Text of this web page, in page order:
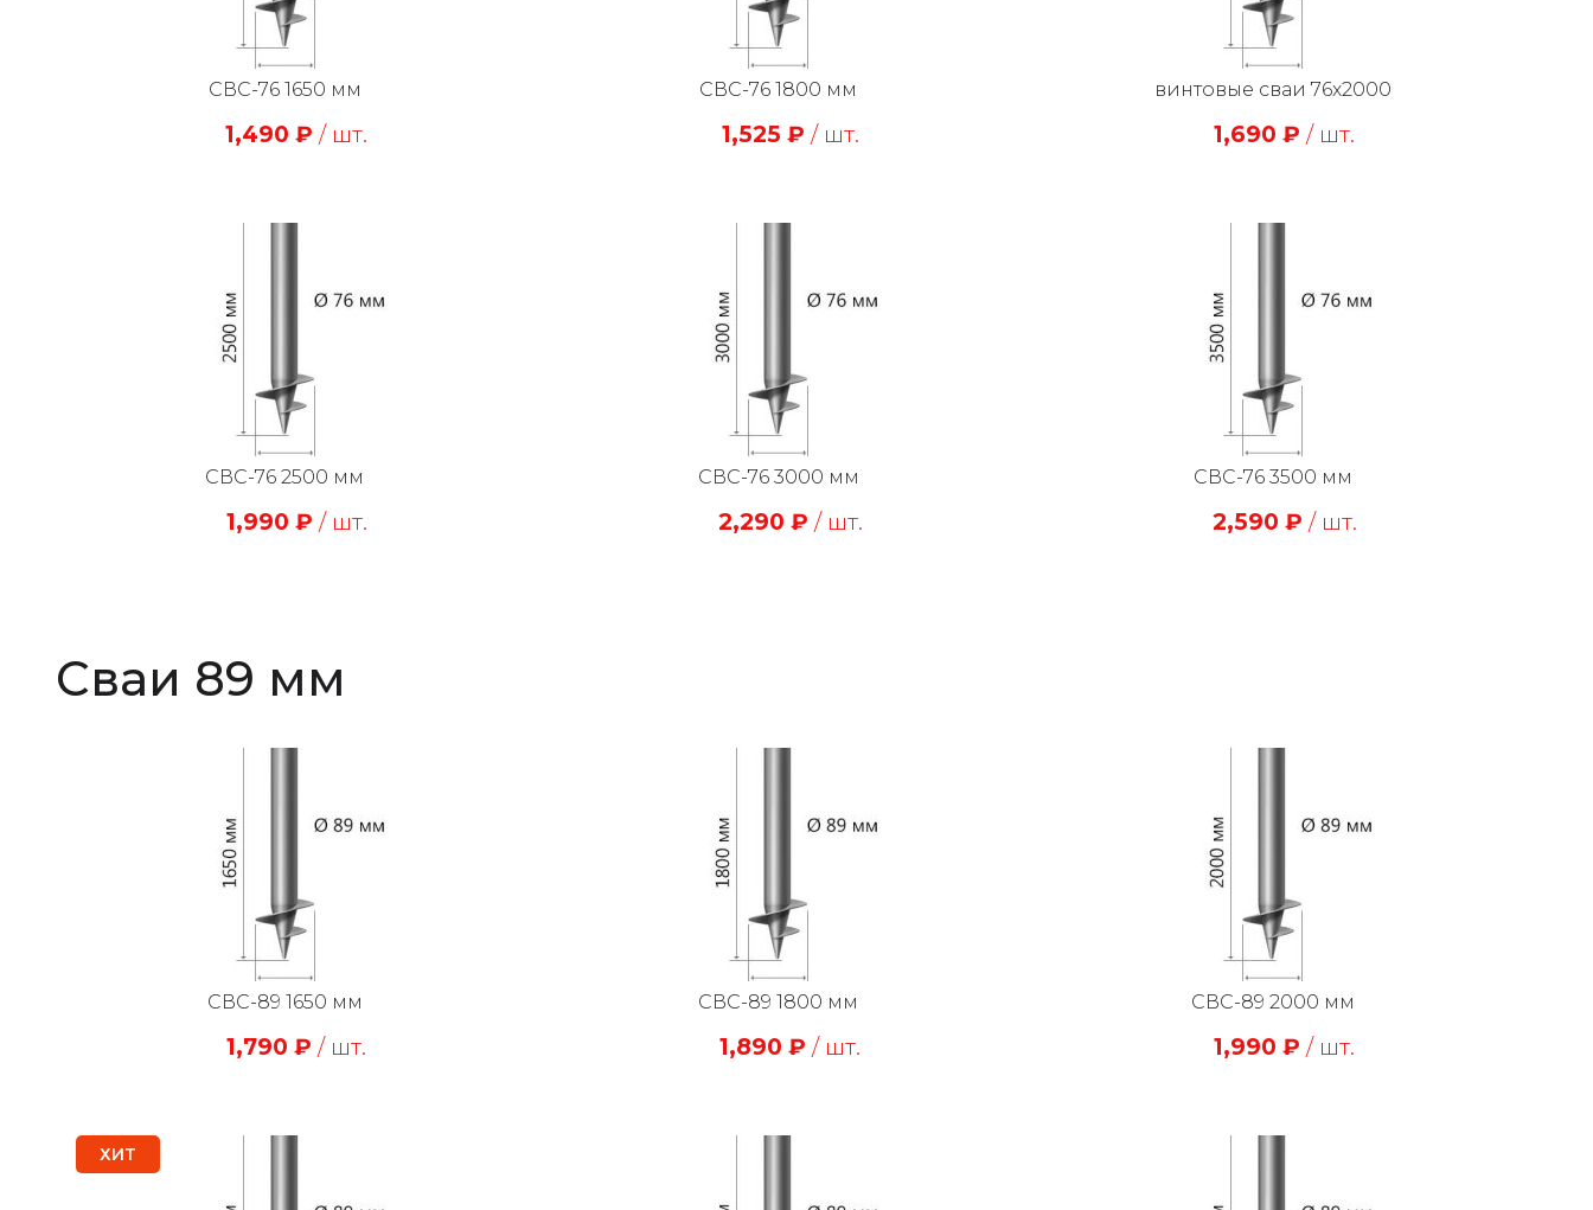
СВС-76 1650 мм
1,490 ₽ / шт.
СВС-76 1800 мм
1,525 ₽ / шт.
винтовые сваи 76х2000
1,690 ₽ / шт.
СВС-76 2500 мм
1,990 ₽ / шт.
СВС-76 3000 мм
2,290 ₽ / шт.
СВС-76 3500 мм
2,590 ₽ / шт.
Сваи 89 мм
СВС-89 1650 мм
1,790 ₽ / шт.
СВС-89 1800 мм
1,890 ₽ / шт.
СВС-89 2000 мм
1,990 ₽ / шт.
ХИТ